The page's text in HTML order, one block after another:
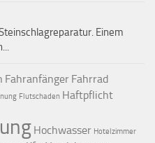
Einem
Fahranfänger Fahrrad
Flutschaden Haftpflicht
Hochwasser Hotelzimmer